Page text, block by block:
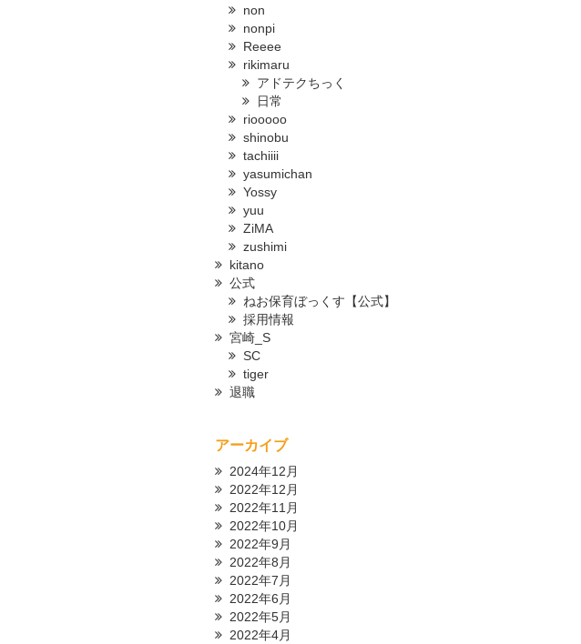
non
nonpi
Reeee
rikimaru
アドテクちっく
日常
riooooo
shinobu
tachiiii
yasumichan
Yossy
yuu
ZiMA
zushimi
kitano
公式
ねお保育ぼっくす【公式】
採用情報
宮崎_S
SC
tiger
退職
アーカイブ
2024年12月
2022年12月
2022年11月
2022年10月
2022年9月
2022年8月
2022年7月
2022年6月
2022年5月
2022年4月